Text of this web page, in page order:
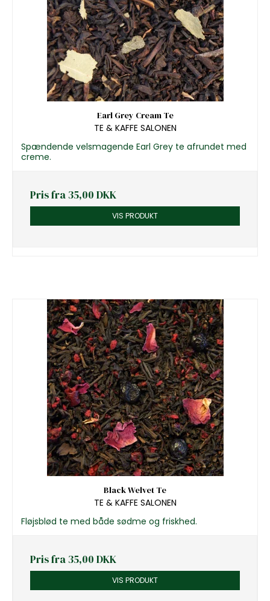
Earl Grey Cream Te
TE & KAFFE SALONEN
Spændende velsmagende Earl Grey te afrundet med
creme.
Pris fra35,00 DKK
VIS PRODUKT
Black Welvet Te
TE & KAFFE SALONEN
Fløjsblød te med både sødme og friskhed.
Pris fra35,00 DKK
VIS PRODUKT